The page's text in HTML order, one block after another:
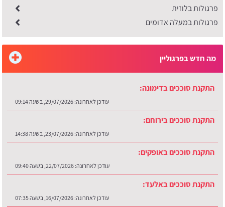
פרגולות בלוזית
פרגולות במעלה אדומים
מה חדש בפרגוליין
התקנת סוככים בדימונה:
עודכן לאחרונה: 29/07/2026, בשעה 09:14
התקנת סוככים בירוחם:
עודכן לאחרונה: 23/07/2026, בשעה 14:38
התקנת סוככים באופקים:
עודכן לאחרונה: 22/07/2026, בשעה 09:40
התקנת סוככים באלעד:
עודכן לאחרונה: 16/07/2026, בשעה 07:35